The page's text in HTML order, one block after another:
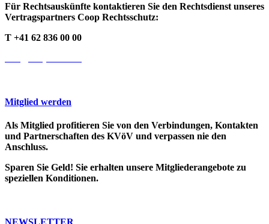
Für Rechtsauskünfte kontaktieren Sie den Rechtsdienst unseres
Vertragspartners Coop Rechtsschutz:
T +41 62 836 00 00
Mitglied werden
Als Mitglied profitieren Sie von den Verbindungen, Kontakten
und Partnerschaften des KVöV und verpassen nie den
Anschluss.
Sparen Sie Geld! Sie erhalten unsere Mitgliederangebote zu
speziellen Konditionen.